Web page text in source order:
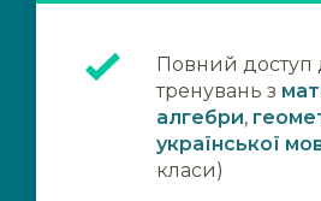
Повний доступ
тренувань з
алгебри,
української
класи)